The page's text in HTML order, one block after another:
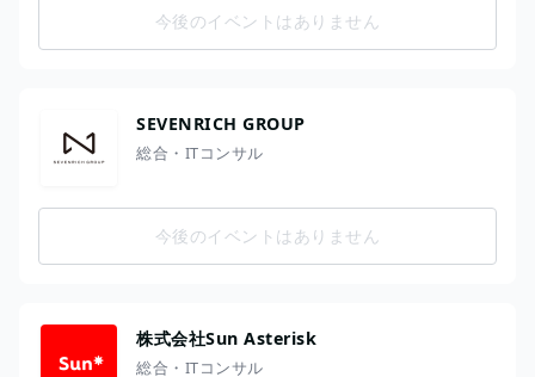
今後のイベントはありません
SEVENRICH GROUP
総合・ITコンサル
今後のイベントはありません
株式会社Sun Asterisk
総合・ITコンサル